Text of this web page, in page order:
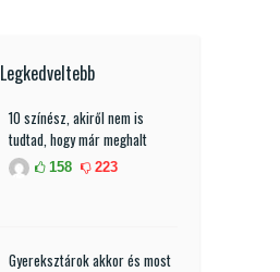
Legkedveltebb
10 színész, akiről nem is
tudtad, hogy már meghalt
158 223
Gyereksztárok akkor és most